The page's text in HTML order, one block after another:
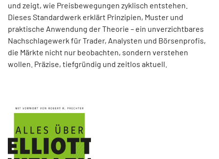
und zeigt, wie Preisbewegungen zyklisch entstehen.
Dieses Standardwerk erklärt Prinzipien, Muster und
praktische Anwendung der Theorie – ein unverzichtbares
Nachschlagewerk für Trader, Analysten und Börsenprofis,
die Märkte nicht nur beobachten, sondern verstehen
wollen. Präzise, tiefgründig und zeitlos aktuell.